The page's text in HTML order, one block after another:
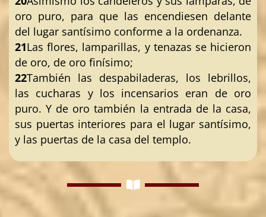
oro puro, para que las encendiesen delante
del lugar santísimo conforme a la ordenanza.
21Las flores, lamparillas, y tenazas se hicieron
de oro, de oro finísimo;
22También las despabiladeras, los lebrillos,
las cucharas y los incensarios eran de oro
puro. Y de oro también la entrada de la casa,
sus puertas interiores para el lugar santísimo,
y las puertas de la casa del templo.